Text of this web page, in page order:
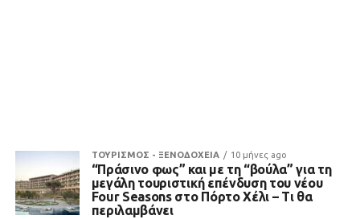
ΤΟΥΡΙΣΜΟΣ - ΞΕΝΟΔΟΧΕΙΑ 10 μήνες ago
“Πράσινο φως” και με τη “βούλα” για τη
μεγάλη τουριστική επένδυση του νέου
Four Seasons στο Πόρτο Χέλι – Τι θα
περιλαμβάνει